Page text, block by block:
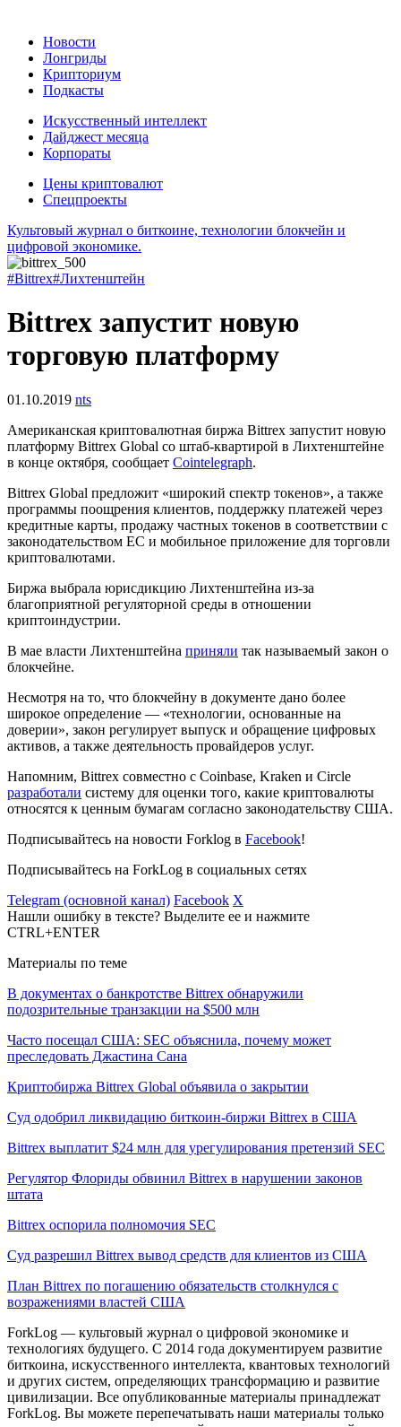
Новости
Лонгриды
Крипториум
Подкасты
Искусственный интеллект
Дайджест месяца
Корпораты
Цены криптовалют
Спецпроекты
Культовый журнал о биткоине, технологии блокчейн и
цифровой экономике.
#Bittrex#Лихтенштейн
Bittrex запустит новую
торговую платформу
01.10.2019 nts
Американская криптовалютная биржа Bittrex запустит новую
платформу Bittrex Global со штаб-квартирой в Лихтенштейне
в конце октября, сообщает Cointelegraph.
Bittrex Global предложит «широкий спектр токенов», а также
программы поощрения клиентов, поддержку платежей через
кредитные карты, продажу частных токенов в соответствии с
законодательством ЕС и мобильное приложение для торговли
криптовалютами.
Биржа выбрала юрисдикцию Лихтенштейна из-за
благоприятной регуляторной среды в отношении
криптоиндустрии.
В мае власти Лихтенштейна приняли так называемый закон о
блокчейне.
Несмотря на то, что блокчейну в документе дано более
широкое определение — «технологии, основанные на
доверии», закон регулирует выпуск и обращение цифровых
активов, а также деятельность провайдеров услуг.
Напомним, Bittrex совместно с Coinbase, Kraken и Circle
разработали систему для оценки того, какие криптовалюты
относятся к ценным бумагам согласно законодательству США.
Подписывайтесь на новости Forklog в Facebook!
Подписывайтесь на ForkLog в социальных сетях
Telegram (основной канал) Facebook X
Нашли ошибку в тексте? Выделите ее и нажмите
CTRL+ENTER
Материалы по теме
В документах о банкротстве Bittrex обнаружили
подозрительные транзакции на $500 млн
Часто посещал США: SEC объяснила, почему может
преследовать Джастина Сана
Криптобиржа Bittrex Global объявила о закрытии
Суд одобрил ликвидацию биткоин-биржи Bittrex в США
Bittrex выплатит $24 млн для урегулирования претензий SEC
Регулятор Флориды обвинил Bittrex в нарушении законов
штата
Bittrex оспорила полномочия SEC
Суд разрешил Bittrex вывод средств для клиентов из США
План Bittrex по погашению обязательств столкнулся с
возражениями властей США
ForkLog — культовый журнал о цифровой экономике и
технологиях будущего. С 2014 года документируем развитие
биткоина, искусственного интеллекта, квантовых технологий
и других систем, определяющих трансформацию и развитие
цивилизации. Все опубликованные материалы принадлежат
ForkLog. Вы можете перепечатывать наши материалы только